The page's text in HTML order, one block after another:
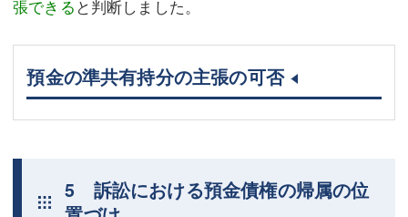
張できる と判断しました。
預金の準共有持分の主張の可否
5 訴訟における預金債権の帰属の位